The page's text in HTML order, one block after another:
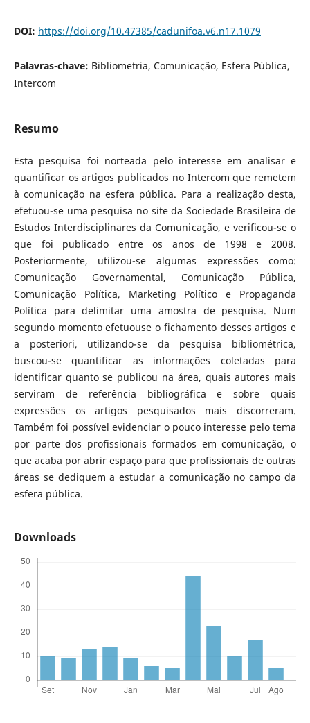
DOI: https://doi.org/10.47385/cadunifoa.v6.n17.1079
Palavras-chave: Bibliometria, Comunicação, Esfera Pública,
Intercom
Resumo
Esta pesquisa foi norteada pelo interesse em analisar e
quantificar os artigos publicados no Intercom que remetem
à comunicação na esfera pública. Para a realização desta,
efetuou-se uma pesquisa no site da Sociedade Brasileira de
Estudos Interdisciplinares da Comunicação, e verificou-se o
que foi publicado entre os anos de 1998 e 2008.
Posteriormente, utilizou-se algumas expressões como:
Comunicação Governamental, Comunicação Pública,
Comunicação Política, Marketing Político e Propaganda
Política para delimitar uma amostra de pesquisa. Num
segundo momento efetuouse o fichamento desses artigos e
a posteriori, utilizando-se da pesquisa bibliométrica,
buscou-se quantificar as informações coletadas para
identificar quanto se publicou na área, quais autores mais
serviram de referência bibliográfica e sobre quais
expressões os artigos pesquisados mais discorreram.
Também foi possível evidenciar o pouco interesse pelo tema
por parte dos profissionais formados em comunicação, o
que acaba por abrir espaço para que profissionais de outras
áreas se dediquem a estudar a comunicação no campo da
esfera pública.
Downloads